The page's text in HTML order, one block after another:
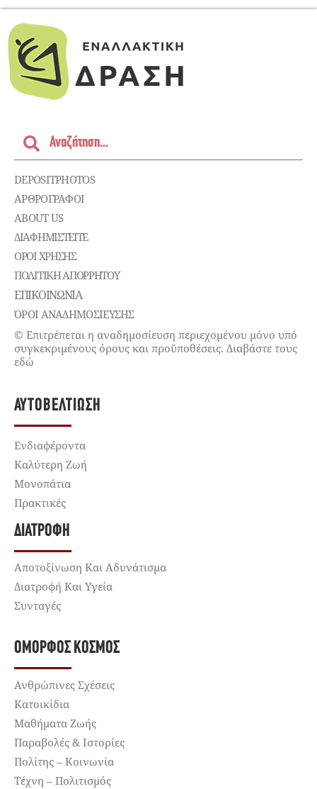
DEPOSITPHOTOS
ΑΡΘΡΟΓΡΑΦΟΙ
ABOUT US
ΔΙΑΦΗΜΙΣΤΕΊΤΕ
ΌΡΟΙ ΧΡΉΣΗΣ
ΠΟΛΙΤΙΚΉ ΑΠΟΡΡΉΤΟΥ
ΕΠΙΚΟΙΝΩΝΊΑ
ΌΡΟΙ ΑΝΑΔΗΜΟΣΙΕΥΣΗΣ
© Επιτρέπεται η αναδημοσίευση περιεχομένου μόνο υπό
συγκεκριμένους όρους και προϋποθέσεις. Διαβάστε τους
εδώ
ΑΥΤΟΒΕΛΤΊΩΣΗ
Ενδιαφέροντα
Καλύτερη Ζωή
Μονοπάτια
Πρακτικές
ΔΙΑΤΡΟΦΉ
Αποτοξίνωση Και Αδυνάτισμα
Διατροφή Και Υγεία
Συνταγές
ΌΜΟΡΦΟΣ ΚΌΣΜΟΣ
Ανθρώπινες Σχέσεις
Κατοικίδια
Μαθήματα Ζωής
Παραβολές & Ιστορίες
Πολίτης – Κοινωνία
Τέχνη – Πολιτισμός